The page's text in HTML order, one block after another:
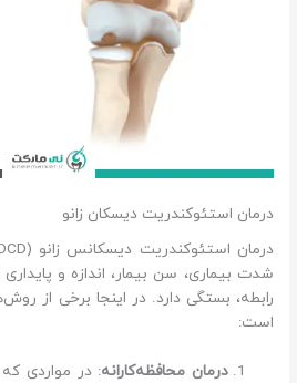
درمان استئوکندریت دیسکان زانو
شدت بیماری، سن بیمار، اندازه و
رابطه، بستگی دارد. در اینجا برخی از
است:
درمان محافظه‌کارانه: در مواردی که